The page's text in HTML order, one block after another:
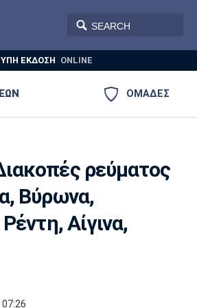
ΕΚΔΟΣΗ ONLINE
ΟΜΑΔΕΣ
PLUS
ΑΕΚ
ρεύματος
Βύρωνα,
Αίγινα,